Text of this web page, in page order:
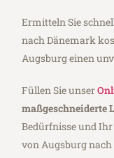
Ermitteln Sie
nach Dänemark
Augsburg einen
Füllen Sie unser
maßgeschneiderte
Bedürfnisse und
von Augsburg